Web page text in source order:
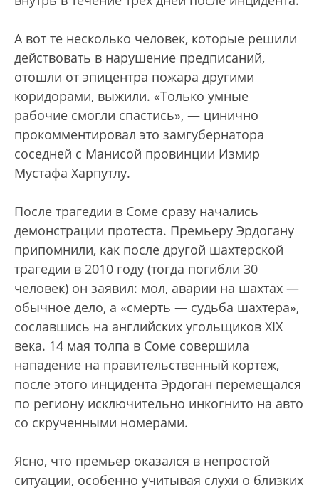
А вот те несколько человек, которые решили
действовать в нарушение предписаний,
отошли от эпицентра пожара другими
коридорами, выжили. «Только умные
рабочие смогли спастись», — цинично
прокомментировал это замгубернатора
соседней с Манисой провинции Измир
Мустафа Харпутлу.
После трагедии в Соме сразу начались
демонстрации протеста. Премьеру Эрдогану
припомнили, как после другой шахтерской
трагедии в 2010 году (тогда погибли 30
человек) он заявил: мол, аварии на шахтах —
обычное дело, а «смерть — судьба шахтера»,
сославшись на английских угольщиков XIX
века. 14 мая толпа в Соме совершила
нападение на правительственный кортеж,
после этого инцидента Эрдоган перемещался
по региону исключительно инкогнито на авто
со скрученными номерами.
Ясно, что премьер оказался в непростой
ситуации, особенно учитывая слухи о близких